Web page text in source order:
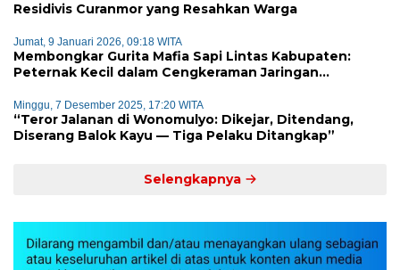
Residivis Curanmor yang Resahkan Warga
Jumat, 9 Januari 2026, 09:18 WITA
Membongkar Gurita Mafia Sapi Lintas Kabupaten:
Peternak Kecil dalam Cengkeraman Jaringan
Minggu, 7 Desember 2025, 17:20 WITA
“Teror Jalanan di Wonomulyo: Dikejar, Ditendang,
Diserang Balok Kayu — Tiga Pelaku Ditangkap”
Selengkapnya